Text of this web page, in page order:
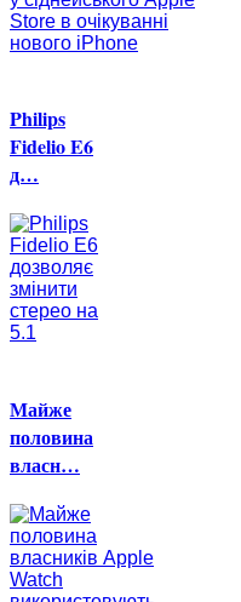
Philips
Fidelio E6
д…
Майже
половина
власн…